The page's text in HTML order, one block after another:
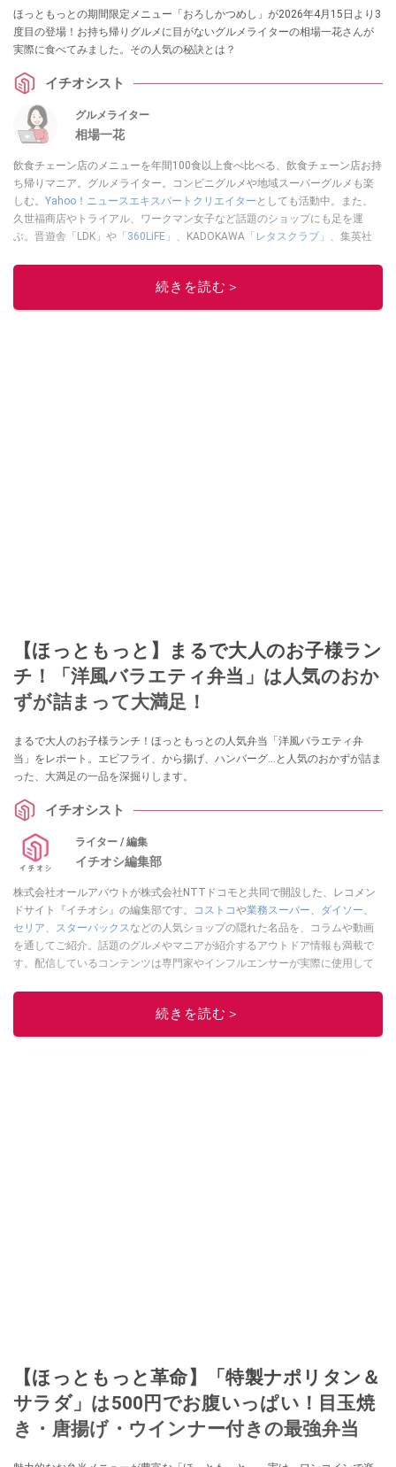
ほっともっとの期間限定メニュー「おろしかつめし」が2026年4月15日より3
度目の登場！お持ち帰りグルメに目がないグルメライターの相場一花さんが
実際に食べてみました。その人気の秘訣とは？
イチオシスト
グルメライター
相場一花
飲食チェーン店のメニューを年間100食以上食べ比べる、飲食チェーン店お持
ち帰りマニア。グルメライター。コンビニグルメや地域スーパーグルメも楽
しむ。 Yahoo！ニュースエキスパートクリエイター としても活動中。また、
久世福商店やトライアル、ワークマン女子など話題のショップにも足を運
ぶ。晋遊舎「LDK」や 「360LiFE」 、KADOKAWA 「レタスクラブ」 、集英社
ルメライター、食の専門家として出演実績あり。
続きを読む＞
【ほっともっと】まるで大人のお子様ラン
チ！「洋風バラエティ弁当」は人気のおか
ずが詰まって大満足！
まるで大人のお子様ランチ！ほっともっとの人気弁当「洋風バラエティ弁
当」をレポート。エビフライ、から揚げ、ハンバーグ…と人気のおかずが詰ま
った、大満足の一品を深掘りします。
イチオシスト
ライター / 編集
イチオシ編集部
株式会社オールアバウトが株式会社NTTドコモと共同で開設した、レコメン
ドサイト『イチオシ』の編集部です。
コストコや業務スーパー、 ダイソー、
セリア、 スターバックスなどの人気ショップの隠れた名品を、コラムや動画
を通してご紹介。話題のグルメやマニアが紹介するアウトドア情報も満載で
す。配信しているコンテンツは専門家やインフルエンサーが実際に使用して
ニュースでフォロー
続きを読む＞
【ほっともっと革命】「特製ナポリタン＆
サラダ」は500円でお腹いっぱい！目玉焼
き・唐揚げ・ウインナー付きの最強弁当